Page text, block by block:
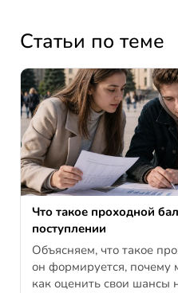
Статьи по теме
Что такое проходной
поступлении
Объясняем, что такое
он формируется, почему
как оценить свои шансы